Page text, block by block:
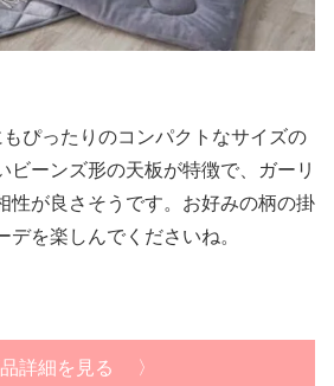
ぴったりのコンパクトなサイズの
ビーンズ形の天板が特徴で、ガーリ
性が良さそうです。お好みの柄の掛
デを楽しんでくださいね。
詳細を見る 〉